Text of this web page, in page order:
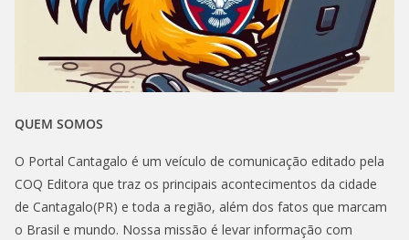
QUEM SOMOS
O Portal Cantagalo é um veículo de comunicação editado pela
COQ Editora que traz os principais acontecimentos da cidade
de Cantagalo(PR) e toda a região, além dos fatos que marcam
o Brasil e mundo. Nossa missão é levar informação com